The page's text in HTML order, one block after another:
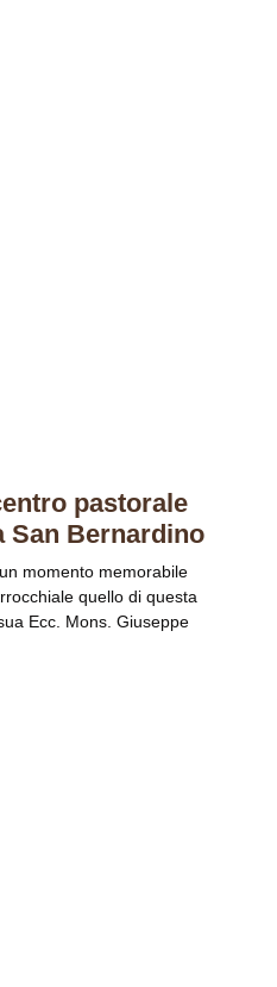
pastorale
San Bernardino
momento memorabile
quello di questa
Ecc. Mons. Giuseppe